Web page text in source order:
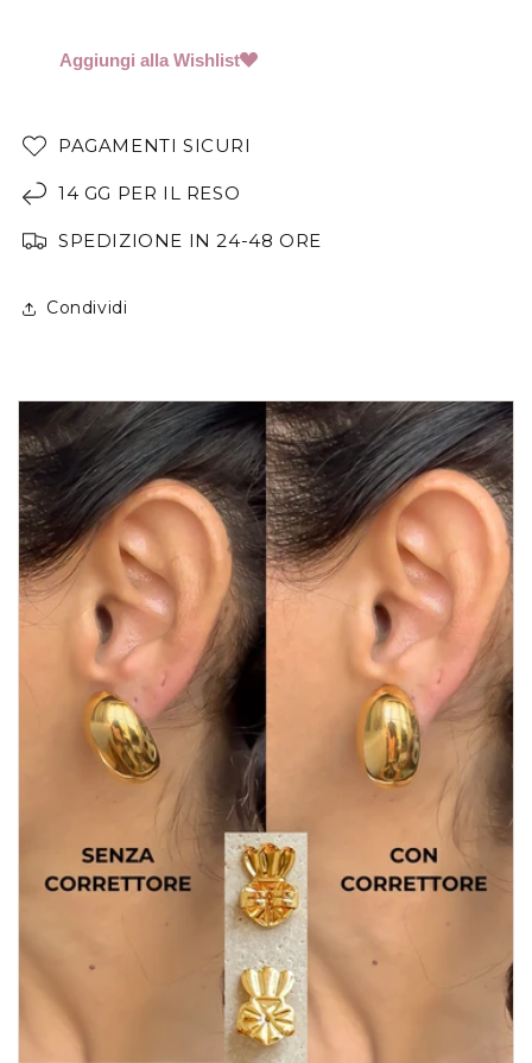
Aggiungi alla Wishlist
PAGAMENTI SICURI
14 GG PER IL RESO
SPEDIZIONE IN 24-48 ORE
Condividi